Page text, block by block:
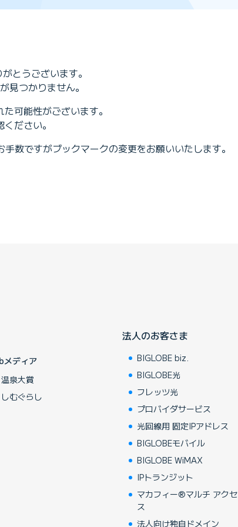
とうございます。
見つかりません。
可能性がございます。
ださい。
数ですがブックマークの変更をお願いいたします。
メディア
温泉大賞
しむぐらし
法人のお客さま
BIGLOBE biz.
BIGLOBE光
フレッツ光
プロバイダサービス
光回線用 固定IPアドレス
BIGLOBEモバイル
BIGLOBE WiMAX
IPトランジット
マカフィー®マルチ アクセ
ス
法人向け独自ドメイン